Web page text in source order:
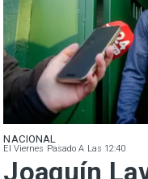
NACIONAL
El Viernes Pasado A Las 12:40
Joaquín